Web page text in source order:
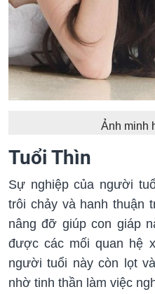
Ảnh minh
Tuổi Thìn
Sự nghiệp của người
trôi chảy và hanh thuận
nâng đỡ giúp con giáp
được các mối quan hệ
người tuổi này còn lọt
nhờ tinh thần làm việc